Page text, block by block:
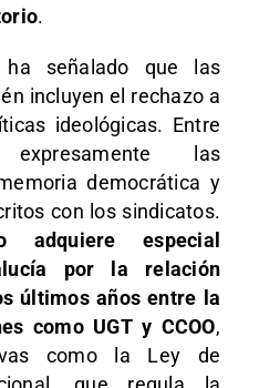
.
señalado que las
incluyen el rechazo a
ideológicas. Entre
las
democrática y
con los sindicatos.
adquiere especial
por la relación
últimos años entre la
como UGT y CCOO,
como la Ley de